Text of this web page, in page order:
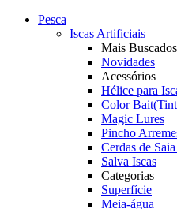
Pesca
Iscas Artificiais
Mais Buscados
Novidades
Acessórios
Hélice para
Color
Magic Lures
Pincho
Cerdas de
Salva Iscas
Categorias
Superfície
Meia-água